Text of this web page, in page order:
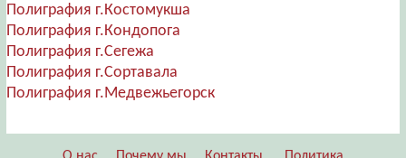
Полиграфия г.Костомукша
Полиграфия г.Кондопога
Полиграфия г.Сегежа
Полиграфия г.Сортавала
Полиграфия г.Медвежьегорск